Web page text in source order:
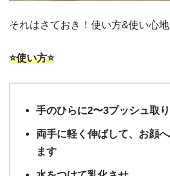
それはさておき！使い方&使い心
⭐️使い方⭐️
手のひらに2〜3プッシュ取
両手に軽く伸ばして、お顔
ます